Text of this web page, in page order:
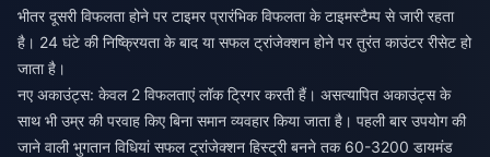
भीतर दूसरी विफलता होने पर टाइमर प्रारंभिक विफलता के टाइमस्टैम्प से जारी रहता
है। 24 घंटे की निष्क्रियता के बाद या सफल ट्रांजेक्शन होने पर तुरंत काउंटर रीसेट हो
जाता है।
नए अकाउंट्स: केवल 2 विफलताएं लॉक ट्रिगर करती हैं। असत्यापित अकाउंट्स के
साथ भी उम्र की परवाह किए बिना समान व्यवहार किया जाता है। पहली बार उपयोग की
जाने वाली भुगतान विधियां सफल ट्रांजेक्शन हिस्ट्री बनने तक 60-3200 डायमंड